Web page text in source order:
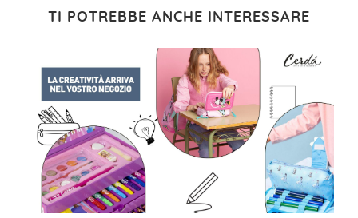
TI POTREBBE ANCHE INTERESSARE